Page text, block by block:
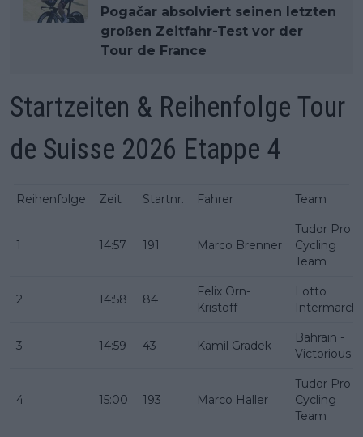
Pogačar absolviert seinen letzten
großen Zeitfahr-Test vor der
Tour de France
Startzeiten & Reihenfolge Tour
de Suisse 2026 Etappe 4
Reihenfolge Zeit Startnr. Fahrer Team
1 14:57 191 Marco Brenner
Tudor Pro
Cycling
Team
2 14:58 84
Felix Orn-
Kristoff
Lotto
3 14:59 43 Kamil Gradek
Bahrain -
Victorious
4 15:00 193 Marco Haller
Tudor Pro
Cycling
Team